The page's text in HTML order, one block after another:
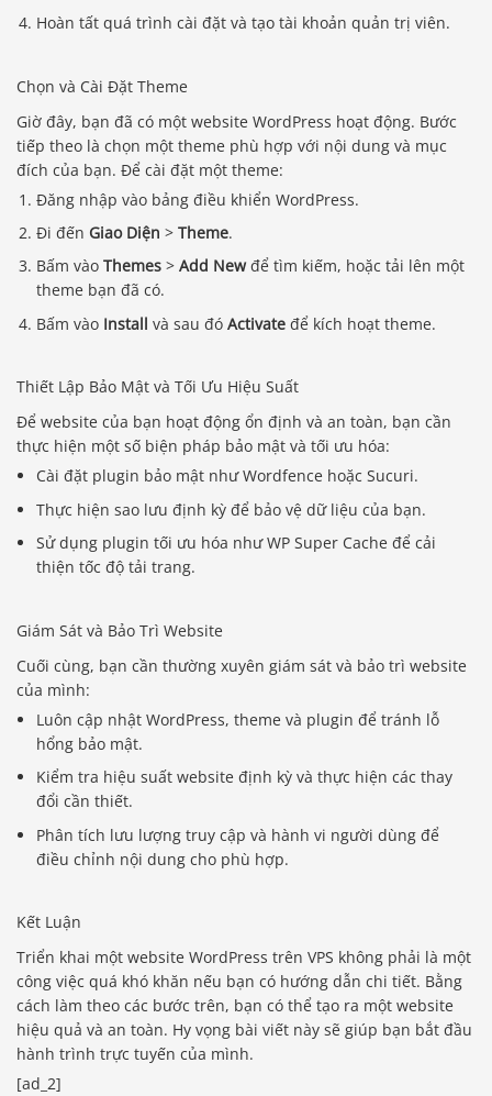
Hoàn tất quá trình cài đặt và tạo tài khoản quản trị viên.
Chọn và Cài Đặt Theme
Giờ đây, bạn đã có một website WordPress hoạt động. Bước
tiếp theo là chọn một theme phù hợp với nội dung và mục
đích của bạn. Để cài đặt một theme:
Đăng nhập vào bảng điều khiển WordPress.
Đi đến Giao Diện >Theme.
Bấm vàoThemes >Add Newđể tìm kiếm, hoặc tải lên một
theme bạn đã có.
Bấm vào Install và sau đóActivate để kích hoạt theme.
Thiết Lập Bảo Mật và Tối Ưu Hiệu Suất
Để website của bạn hoạt động ổn định và an toàn, bạn cần
thực hiện một số biện pháp bảo mật và tối ưu hóa:
Cài đặt plugin bảo mật như Wordfence hoặc Sucuri.
Thực hiện sao lưu định kỳ để bảo vệ dữ liệu của bạn.
Sử dụng plugin tối ưu hóa như WP Super Cache để cải
thiện tốc độ tải trang.
Giám Sát và Bảo Trì Website
Cuối cùng, bạn cần thường xuyên giám sát và bảo trì website
của mình:
Luôn cập nhật WordPress, theme và plugin để tránh lỗ
hổng bảo mật.
Kiểm tra hiệu suất website định kỳ và thực hiện các thay
đổi cần thiết.
Phân tích lưu lượng truy cập và hành vi người dùng để
điều chỉnh nội dung cho phù hợp.
Kết Luận
Triển khai một website WordPress trên VPS không phải là một
công việc quá khó khăn nếu bạn có hướng dẫn chi tiết. Bằng
cách làm theo các bước trên, bạn có thể tạo ra một website
hiệu quả và an toàn. Hy vọng bài viết này sẽ giúp bạn bắt đầu
hành trình trực tuyến của mình.
[ad_2]